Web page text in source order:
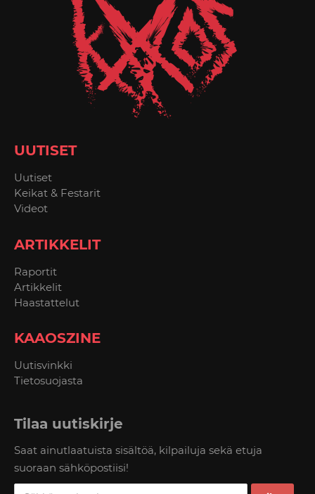
UUTISET
Uutiset
Keikat & Festarit
Videot
ARTIKKELIT
Raportit
Artikkelit
Haastattelut
KAAOSZINE
Uutisvinkki
Tietosuojasta
Tilaa uutiskirje
Saat ainutlaatuista sisältöä, kilpailuja sekä etuja
suoraan sähköpostiisi!